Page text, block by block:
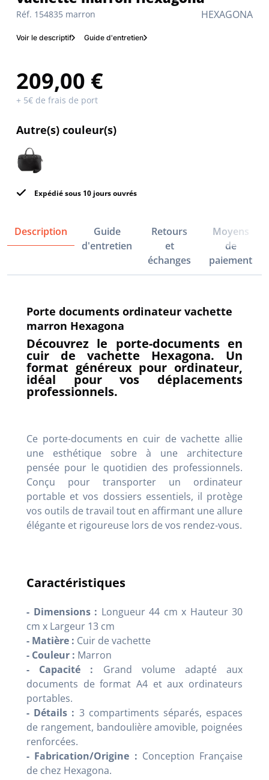
HEXAGONA
Réf. 154835 marron
Voir le descriptif Guide d'entretien
209,00 €
+ 5€ de frais de port
Autre(s) couleur(s)
Expédié sous 10 jours ouvrés
Description
Guide
d'entretien
Retours
et
échanges
Moyens
de
paiement
Porte documents ordinateur vachette
marron Hexagona
Découvrez le porte-documents en
cuir de vachette Hexagona. Un
format généreux pour ordinateur,
idéal pour vos déplacements
professionnels.
Ce porte-documents en cuir de vachette allie
une esthétique sobre à une architecture
pensée pour le quotidien des professionnels.
Conçu pour transporter un ordinateur
portable et vos dossiers essentiels, il protège
vos outils de travail tout en affirmant une allure
élégante et rigoureuse lors de vos rendez-vous.
Caractéristiques
- Dimensions : Longueur 44 cm x Hauteur 30
cm x Largeur 13 cm
- Matière : Cuir de vachette
- Couleur : Marron
- Capacité : Grand volume adapté aux
documents de format A4 et aux ordinateurs
portables.
- Détails : 3 compartiments séparés, espaces
de rangement, bandoulière amovible, poignées
renforcées.
- Fabrication/Origine : Conception Française
de chez Hexagona.